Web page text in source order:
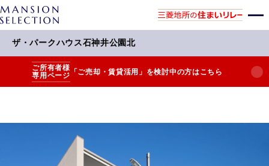
ザ・パークハウス石神井公園北
ご所有者様
専用ページ 「ご売却・賃貸活用」を検討中の方はこちら